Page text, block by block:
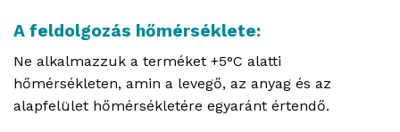
A feldolgozás hőmérséklete:
Ne alkalmazzuk a terméket +5°C alatti
hőmérsékleten, amin a levegő, az anyag és az
alapfelület hőmérsékletére egyaránt értendő.